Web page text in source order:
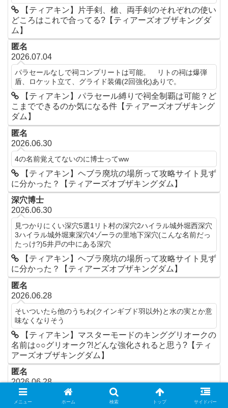
【ティアキン】片手剣、槍、両手剣のそれぞれの使い
どころはこれで合ってる?【ティアーズオブザキングダ
ム】
匿名
2026.07.04
パラセールなしで祠コンプリートは可能。 リトの祠は爆弾
盾、ロケット立て、グライド装備(2回強化)ありで。
【ティアキン】パラセール縛りで祠全制覇は可能？ど
こまでできるのか気になる件【ティアーズオブザキング
ダム】
匿名
2026.06.30
4の名前覚えてないのに博士ってww
【ティアキン】ヘブラ廃坑の場所って攻略サイト見ず
に分かった？【ティアーズオブザキングダム】
深穴博士
2026.06.30
見つかりにくい深穴5選1リト村の深穴2ハイラル城外堀西深穴
3ハイラル城外堀東深穴4ゾーラの里地下深穴(こんな名前だっ
たっけ?)5井戸の中にある深穴
【ティアキン】ヘブラ廃坑の場所って攻略サイト見ず
に分かった？【ティアーズオブザキングダム】
匿名
2026.06.28
そいついたら他のうちわ(クインギブド羽以外)と水の実とか意
味なくなりそう
【ティアキン】マスターモードのキンググリオークの
名前は○○グリオーク?!どんな強化されると思う?【ティ
アーズオブザキングダム】
匿名
2026.06.28
ファイブグリオーグ(火雷水氷風)
メニュー ホーム 検索 トップ サイドバー